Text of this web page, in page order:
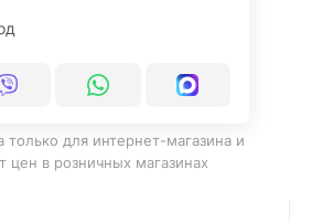
только для интернет-магазина и
цен в розничных магазинах